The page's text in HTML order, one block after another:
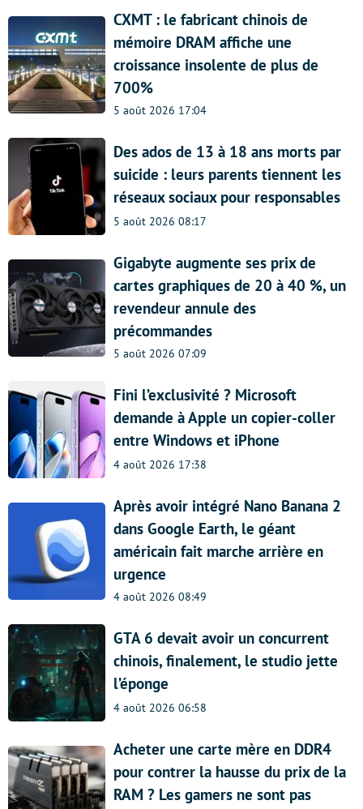
CXMT : le fabricant chinois de
mémoire DRAM affiche une
croissance insolente de plus de
700%
5 août 2026 17:04
Des ados de 13 à 18 ans morts par
suicide : leurs parents tiennent les
réseaux sociaux pour responsables
5 août 2026 08:17
Gigabyte augmente ses prix de
cartes graphiques de 20 à 40 %, un
revendeur annule des
précommandes
5 août 2026 07:09
Fini l’exclusivité ? Microsoft
demande à Apple un copier-coller
entre Windows et iPhone
4 août 2026 17:38
Après avoir intégré Nano Banana 2
dans Google Earth, le géant
américain fait marche arrière en
urgence
4 août 2026 08:49
GTA 6 devait avoir un concurrent
chinois, finalement, le studio jette
l’éponge
4 août 2026 06:58
Acheter une carte mère en DDR4
pour contrer la hausse du prix de la
RAM ? Les gamers ne sont pas